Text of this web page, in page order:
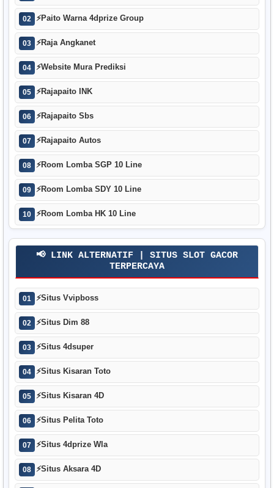
02 ⚡Paito Warna 4dprize Group
03 ⚡Raja Angkanet
04 ⚡Website Mura Prediksi
05 ⚡Rajapaito INK
06 ⚡Rajapaito Sbs
07 ⚡Rajapaito Autos
08 ⚡Room Lomba SGP 10 Line
09 ⚡Room Lomba SDY 10 Line
10 ⚡Room Lomba HK 10 Line
📢 LINK ALTERNATIF | SITUS SLOT GACOR
TERPERCAYA
01 ⚡Situs Vvipboss
02 ⚡Situs Dim 88
03 ⚡Situs 4dsuper
04 ⚡Situs Kisaran Toto
05 ⚡Situs Kisaran 4D
06 ⚡Situs Pelita Toto
07 ⚡Situs 4dprize Wla
08 ⚡Situs Aksara 4D